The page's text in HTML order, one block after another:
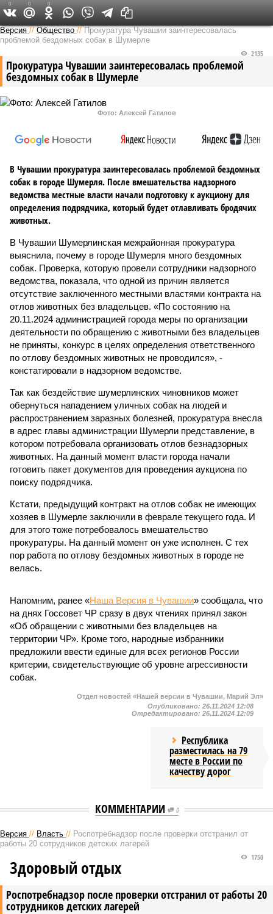
Версия в Чувашии
Версия //Общество //Прокуратура Чувашии заинтересовалась
проблемой бездомных собак в Шумерле
Прокуратура Чувашии заинтересовалась проблемой
бездомных собак в Шумерле
2135
Фото: Алексей Гатилов
В Чувашии прокуратура заинтересовалась проблемой бездомных
собак в городе Шумерля. После вмешательства надзорного
ведомства местные власти начали подготовку к аукциону для
определения подрядчика, который будет отлавливать бродячих
животных.
В Чувашии Шумерлинская межрайонная прокуратура
выяснила, почему в городе Шумерля много бездомных
собак. Проверка, которую провели сотрудники надзорного
ведомства, показала, что одной из причин является
отсутствие заключенного местными властями контракта на
отлов животных без владельцев. «По состоянию на
20.11.2024 администрацией города меры по организации
деятельности по обращению с животными без владельцев
не приняты, конкурс в целях определения ответственного
по отлову бездомных животных не проводился», -
констатировали в надзорном ведомстве.
Так как бездействие шумерлинских чиновников может
обернуться нападением уличных собак на людей и
распространением заразных болезней, прокуратура внесла
в адрес главы администрации Шумерли представление, в
котором потребовала организовать отлов безнадзорных
животных. На данный момент власти города начали
готовить пакет документов для проведения аукциона по
поиску подрядчика.
Кстати, предыдущий контракт на отлов собак не имеющих
хозяев в Шумерле заключили в феврале текущего года. И
для этого тоже потребовалось вмешательство
прокуратуры. На данный момент он уже исполнен. С тех
пор работа по отлову бездомных животных в городе не
велась.
Напомним, ранее «Наша Версия в Чувашии» сообщала, что
на днях Госсовет ЧР сразу в двух чтениях принял закон
«Об обращении с животными без владельцев на
территории ЧР». Кроме того, народные избранники
предложили ввести единые для всех регионов России
критерии, свидетельствующие об уровне агрессивности
собак.
0 0 0
Отдел новостей «Нашей версии в Чувашии, Марий Эл»
Опубликовано: 26.11.2024 12:08
Отредактировано: 26.11.2024 12:09
Республика
разместилась на 79
месте в России по
качеству дорог
КОММЕНТАРИИ 0
Версия // Власть // Роспотребнадзор после проверки отстранил от
работы 20 сотрудников детских лагерей
Роспотребнадзор после проверки отстранил от работы 20
сотрудников детских лагерей
1750
Здоровый отдых